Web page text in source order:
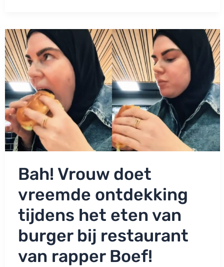
moet
je
personeel
ontslaan!’
Bah! Vrouw doet
vreemde ontdekking
tijdens het eten van
burger bij restaurant
van rapper Boef!